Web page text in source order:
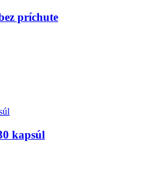
príchute
kapsúl